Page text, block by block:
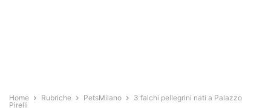
Home Rubriche PetsMilano
3 falchi pellegrini nati a Palazzo
Pirelli